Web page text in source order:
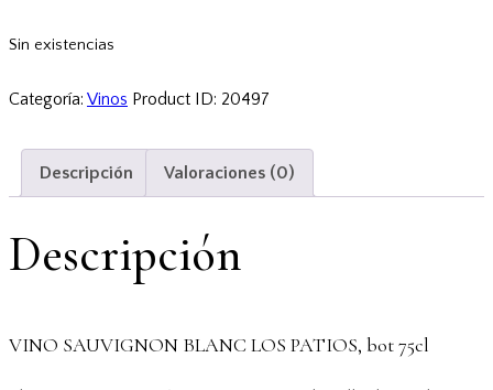
Sin existencias
Categoría: Vinos Product ID: 20497
Descripción Valoraciones (0)
Descripción
VINO SAUVIGNON BLANC LOS PATIOS, bot 75cl